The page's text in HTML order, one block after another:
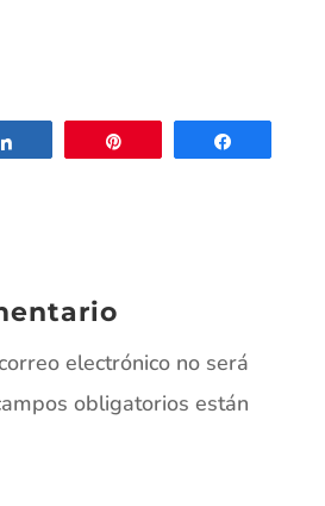
electrónico no será
obligatorios están